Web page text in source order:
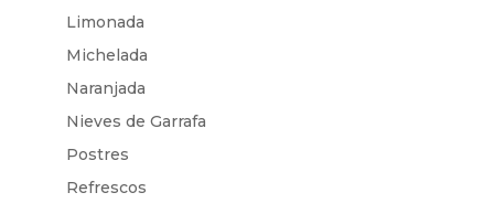
Limonada
Michelada
Naranjada
Nieves de Garrafa
Postres
Refrescos